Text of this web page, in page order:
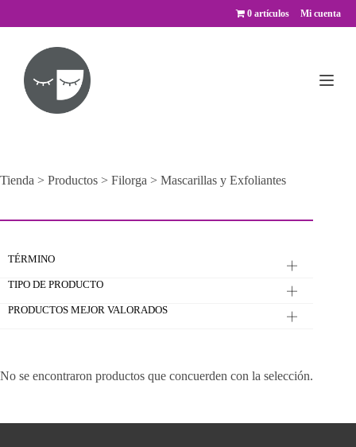
Mi cuenta
0 artículos
No se encontraron productos que concuerden con la selección.
Tienda > Productos > Filorga > Mascarillas y Exfoliantes
TÉRMINO
TIPO DE PRODUCTO
PRODUCTOS MEJOR VALORADOS